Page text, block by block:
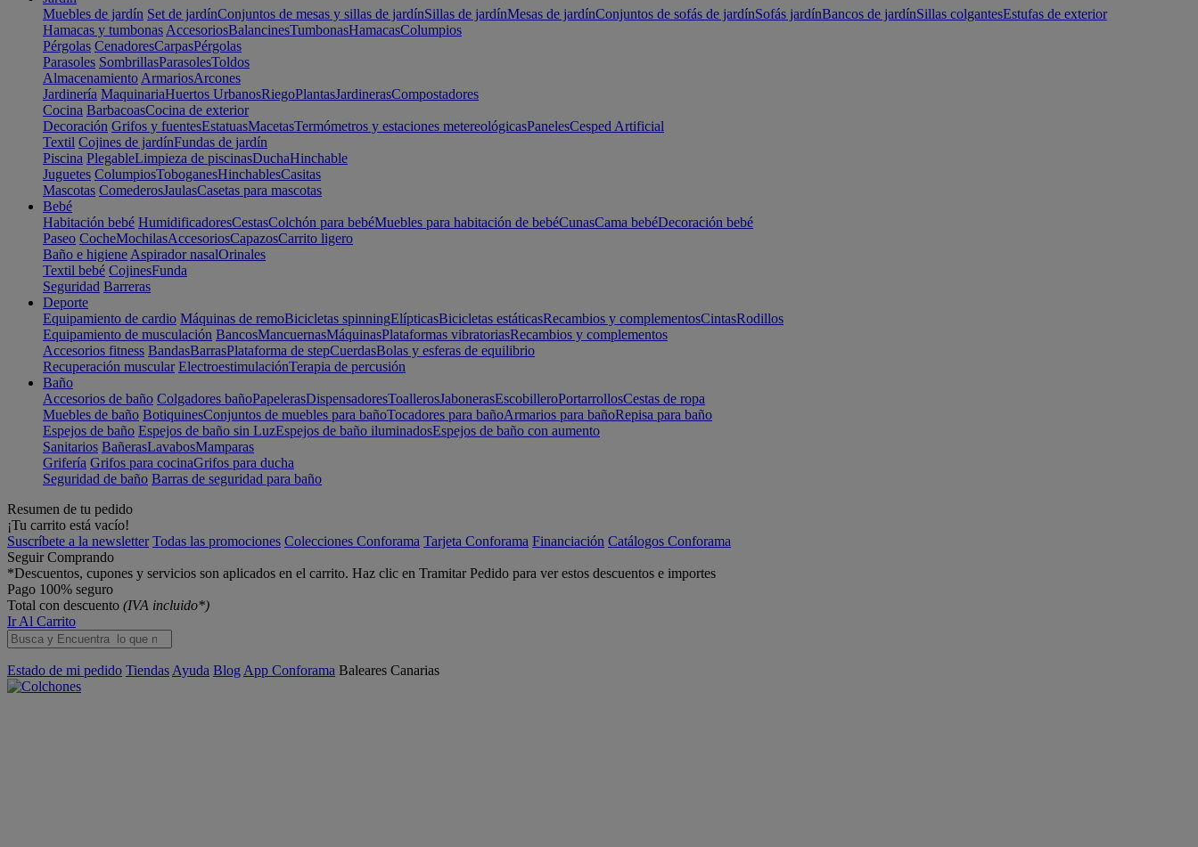
Muebles de jardín Set de jardínConjuntos de mesas y sillas de jardínSillas de jardínMesas de jardínConjuntos de sofás de jardínSofás jardínBancos de jardínSillas colgantesEstufas de exterior
Hamacas y tumbonas AccesoriosBalancinesTumbonasHamacasColumpios
Pérgolas CenadoresCarpasPérgolas
Parasoles SombrillasParasolesToldos
Almacenamiento ArmariosArcones
Jardinería MaquinariaHuertos UrbanosRiegoPlantasJardinerasCompostadores
Cocina BarbacoasCocina de exterior
Decoración Grifos y fuentesEstatuasMacetasTermómetros y estaciones metereológicasPanelesCesped Artificial
Textil Cojines de jardínFundas de jardín
Piscina PlegableLimpieza de piscinasDuchaHinchable
Juguetes ColumpiosToboganesHinchablesCasitas
Mascotas ComederosJaulasCasetas para mascotas
Bebé
Habitación bebé HumidificadoresCestasColchón para bebéMuebles para habitación de bebéCunasCama bebéDecoración bebé
Paseo CocheMochilasAccesoriosCapazosCarrito ligero
Baño e higiene Aspirador nasalOrinales
Textil bebé CojinesFunda
Seguridad Barreras
Deporte
Equipamiento de cardio Máquinas de remoBicicletas spinningElípticasBicicletas estáticasRecambios y complementosCintasRodillos
Equipamiento de musculación BancosMancuernasMáquinasPlataformas vibratoriasRecambios y complementos
Accesorios fitness BandasBarrasPlataforma de stepCuerdasBolas y esferas de equilibrio
Recuperación muscular ElectroestimulaciónTerapia de percusión
Baño
Accesorios de baño Colgadores bañoPapelerasDispensadoresToallerosJabonerasEscobilleroPortarrollosCestas de ropa
Muebles de baño BotiquinesConjuntos de muebles para bañoTocadores para bañoArmarios para bañoRepisa para baño
Espejos de baño Espejos de baño sin LuzEspejos de baño iluminadosEspejos de baño con aumento
Sanitarios BañerasLavabosMamparas
Grifería Grifos para cocinaGrifos para ducha
Seguridad de baño Barras de seguridad para baño
Resumen de tu pedido
¡Tu carrito está vacío!
Suscríbete a la newsletter Todas las promociones Colecciones Conforama Tarjeta Conforama Financiación Catálogos Conforama
Seguir Comprando
*Descuentos, cupones y servicios son aplicados en el carrito. Haz clic en Tramitar Pedido para ver estos descuentos e importes
Pago 100% seguro
Total con descuento (IVA incluido*)
Ir Al Carrito
Estado de mi pedido Tiendas Ayuda Blog App Conforama Baleares Canarias